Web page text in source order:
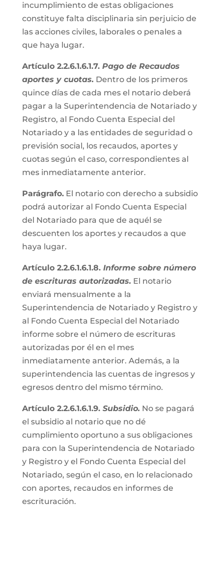
incumplimiento de estas obligaciones
constituye falta disciplinaria sin perjuicio de
las acciones civiles, laborales o penales a
que haya lugar.
Artículo 2.2.6.1.6.1.7. Pago de Recaudos
aportes y cuotas. Dentro de los primeros
quince días de cada mes el notario deberá
pagar a la Superintendencia de Notariado y
Registro, al Fondo Cuenta Especial del
Notariado y a las entidades de seguridad o
previsión social, los recaudos, aportes y
cuotas según el caso, correspondientes al
mes inmediatamente anterior.
Parágrafo.El notario con derecho a subsidio
podrá autorizar al Fondo Cuenta Especial
del Notariado para que de aquél se
descuenten los aportes y recaudos a que
haya lugar.
Artículo 2.2.6.1.6.1.8. Informe sobre número
de escrituras autorizadas. El notario
enviará mensualmente a la
Superintendencia de Notariado y Registro y
al Fondo Cuenta Especial del Notariado
informe sobre el número de escrituras
autorizadas por él en el mes
inmediatamente anterior. Además, a la
superintendencia las cuentas de ingresos y
egresos dentro del mismo término.
Artículo 2.2.6.1.6.1.9. Subsidio. No se pagará
el subsidio al notario que no dé
cumplimiento oportuno a sus obligaciones
para con la Superintendencia de Notariado
y Registro y el Fondo Cuenta Especial del
Notariado, según el caso, en lo relacionado
con aportes, recaudos en informes de
escrituración.